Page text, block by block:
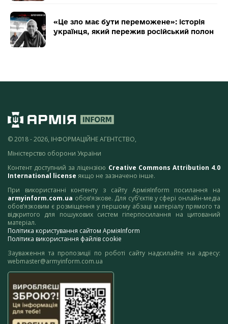
«Це зло має бути переможене»: історія
українця, який пережив російський полон
© 2018 - 2026, ІНФОРМАЦІЙНЕ АГЕНТСТВО,
Міністерство оборони України
Контент доступний за ліцензією Creative Commons Attribution 4.0
International license якщо не зазначено інше.
При використанні контенту з сайту АрміяInform посилання на
armyinform.com.ua обов’язкове. Для суб’єктів у сфері онлайн-медіа
обов’язковим є розміщення у першому абзаці матеріалу прямого та
відкритого для пошукових систем гіперпосилання на цитований
матеріал.
Політика користування сайтом АрміяInform
Політика використання файлів cookie
Зауваження та пропозиції по роботі сайту надсилайте на адресу:
webmaster@armyinform.com.ua